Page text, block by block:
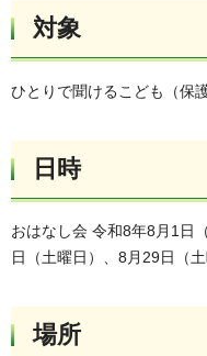
対象
ひとりで聞けるこども（保
日時
おはなし会 令和8年8月1日
日（土曜日）、8月29日（
場所